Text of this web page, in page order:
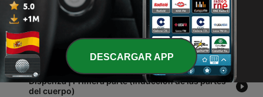
56 - 57. Meditación para transformar tu vida, de Joe
Dispenza | Segunda parte (Deja de ser el mismo
de siempre)
11 mar. 2024
55 - 56. Meditación para transformar tu vida, de Joe
Dispenza | Primera parte (Inducción de las partes
del cuerpo)
DESCARGAR APP